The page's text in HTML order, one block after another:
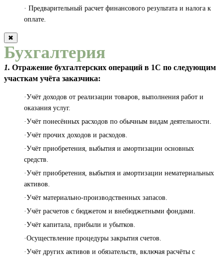
· Предварительный расчет финансового результата и налога к
оплате.
✖
Бухгалтерия
1. Отражение бухгалтерских операций в 1С по следующим
участкам учёта заказчика:
·Учёт доходов от реализации товаров, выполнения работ и
оказания услуг.
·Учёт понесённых расходов по обычным видам деятельности.
·Учёт прочих доходов и расходов.
·Учёт приобретения, выбытия и амортизации основных
средств.
·Учёт приобретения, выбытия и амортизации нематериальных
активов.
·Учёт материально-производственных запасов.
·Учёт расчетов с бюджетом и внебюджетными фондами.
·Учёт капитала, прибыли и убытков.
·Осуществление процедуры закрытия счетов.
·Учёт других активов и обязательств, включая расчёты с